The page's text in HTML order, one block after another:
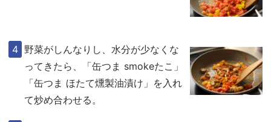
野菜がしんなりし、水分が少なくな
ってきたら、「缶つま smokeたこ」
「缶つま ほたて燻製油漬け」を入れ
て炒め合わせる。